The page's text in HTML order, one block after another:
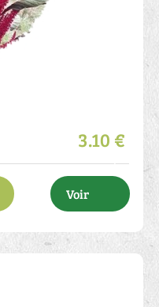
10
3.10 €
Voir